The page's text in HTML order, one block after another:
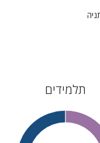
תלמידים